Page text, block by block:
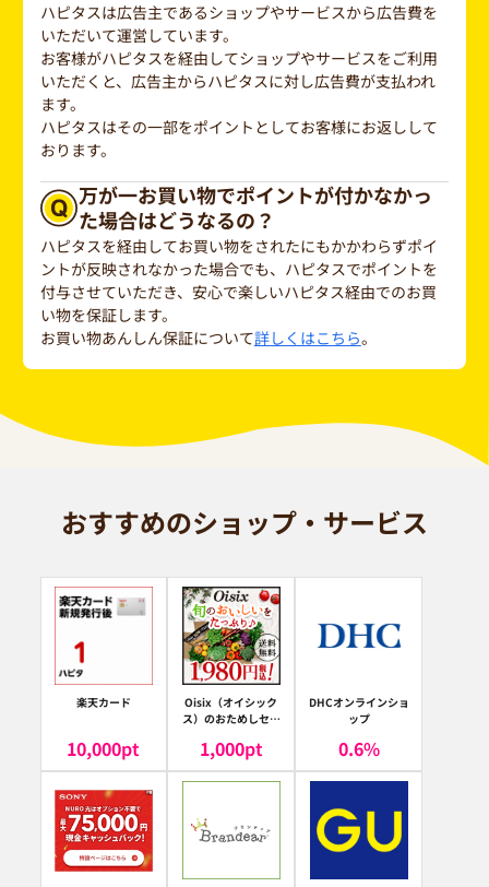
ハピタスは広告主であるショップやサービスから広告費を
いただいて運営しています。
お客様がハピタスを経由してショップやサービスをご利用
いただくと、広告主からハピタスに対し広告費が支払われ
ます。
ハピタスはその一部をポイントとしてお客様にお返しして
おります。
万が一お買い物でポイントが付かなかっ
た場合はどうなるの？
ハピタスを経由してお買い物をされたにもかかわらずポイ
ントが反映されなかった場合でも、ハピタスでポイントを
付与させていただき、安心で楽しいハピタス経由でのお買
い物を保証します。
お買い物あんしん保証について詳しくはこちら。
おすすめのショップ・サービス
楽天カード
10,000pt
Oisix（オイシック
ス）のおためしセッ
1,000pt
DHCオンラインショ
ップ
0.6%